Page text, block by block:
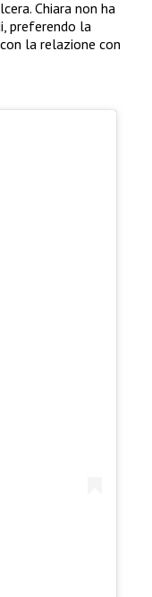
Chiara non ha
preferendo la
la relazione con